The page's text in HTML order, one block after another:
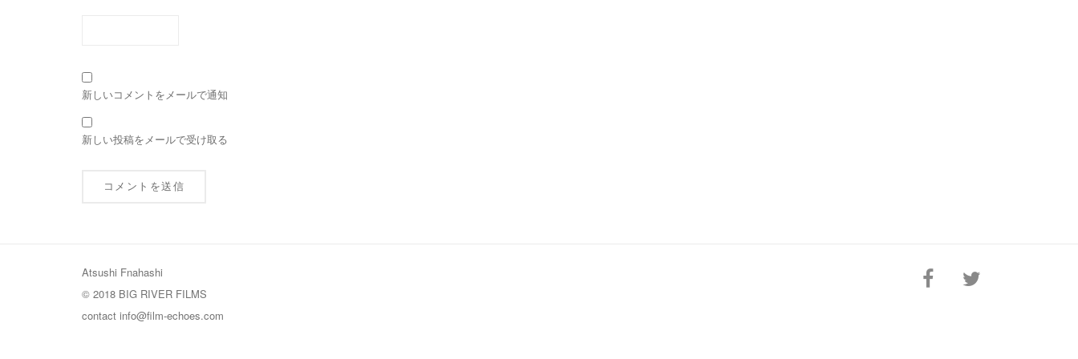
新しいコメントをメールで通知
新しい投稿をメールで受け取る
Atsushi Fnahashi
© 2018 BIG RIVER FILMS
contact info@film-echoes.com